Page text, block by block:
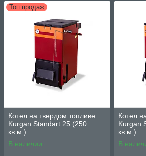
Топ продаж
Котел на твердом топливе
Kurgan Standart 25 (250
кв.м.)
В наличии
Котел
Kurgan
кв.м.)
В